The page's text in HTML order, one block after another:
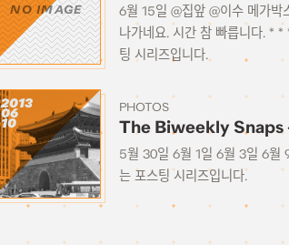
NO IMAGE
6월 15일 @집앞 @이수 메가
나가네요. 시간 참 빠릅니다. *
팅 시리즈입니다.
2013
06
10
PHOTOS
The Biweekly
5월 30일 6월 1일 6월 3일 6월
는 포스팅 시리즈입니다.